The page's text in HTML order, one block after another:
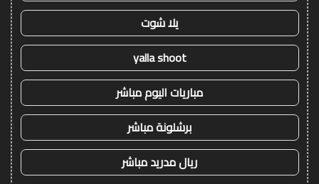
يلا شوت
yalla shoot
مباريات اليوم مباشر
برشلونة مباشر
ريال مدريد مباشر